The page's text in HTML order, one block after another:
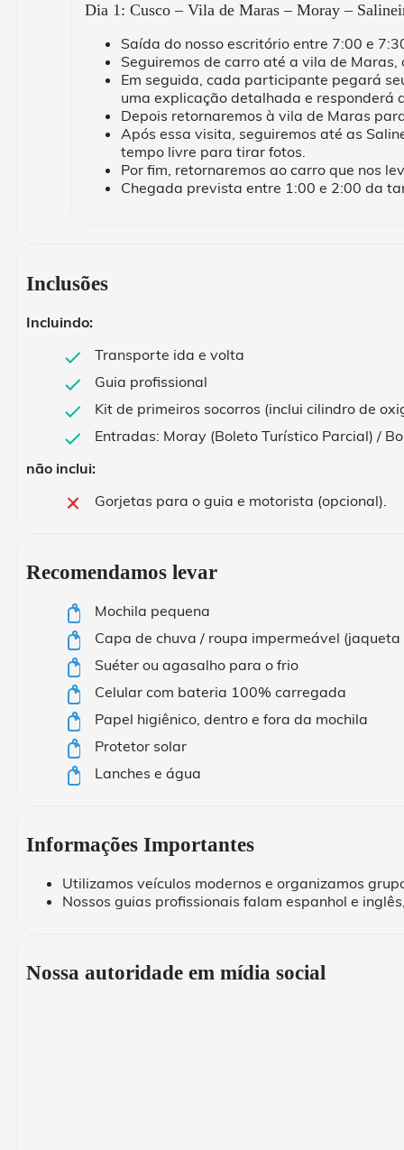
Dia 1: Cusco – Vila de Maras – Moray –
Saída do nosso escritório entre 7:00 e
Seguiremos de carro até a vila de
Em seguida, cada participante pegará
uma explicação detalhada e responderá
Depois retornaremos à vila de Maras
Após essa visita, seguiremos até as
tempo livre para tirar fotos.
Por fim, retornaremos ao carro que nos
Chegada prevista entre 1:00 e 2:00 da
Inclusões
Incluindo:
Transporte ida e volta
Guia profissional
Kit de primeiros socorros (inclui cilindro de
Entradas: Moray (Boleto Turístico Parcial) /
não inclui:
Gorjetas para o guia e motorista (opcional).
Recomendamos levar
Mochila pequena
Capa de chuva / roupa impermeável (jaqueta
Suéter ou agasalho para o frio
Celular com bateria 100% carregada
Papel higiênico, dentro e fora da mochila
Protetor solar
Lanches e água
Informações Importantes
Utilizamos veículos modernos e organizamos
Nossos guias profissionais falam espanhol e
Nossa autoridade em mídia social